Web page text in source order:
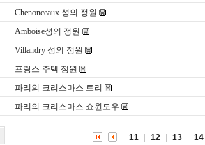
Chenonceaux 성의 정원
Amboise성의 정원
Villandry 성의 정원
프랑스 주택 정원
파리의 크리스마스 트리
파리의 크리스마스 쇼윈도우
11 12 13 14